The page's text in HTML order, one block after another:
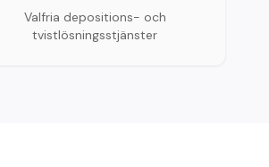
Valfria depositions- och
tvistlösningsstjänster